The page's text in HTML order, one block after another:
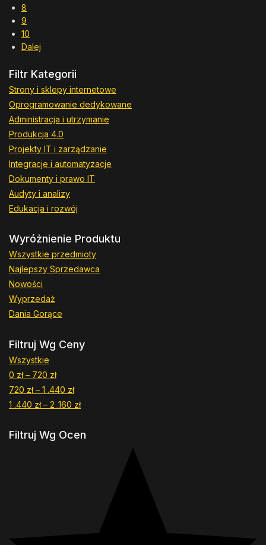
8
9
10
Dalej
Filtr Kategorii
Strony i sklepy internetowe
Oprogramowanie dedykowane
Administracja i utrzymanie
Produkcja 4.0
Projekty IT i zarządzanie
Integracje i automatyzacje
Dokumenty i prawo IT
Audyty i analizy
Edukacja i rozwój
Wyróżnienie Produktu
Wszystkie przedmioty
Najlepszy Sprzedawca
Nowości
Wyprzedaż
Dania Gorące
Filtruj Wg Ceny
Wszystkie
0 zł – 720 złZakres
cen:
od
do
720 zł – 1 .440 złZakres
cen:
720 zł
1 .440 zł – 2 .160 złZakres
od
Filtruj Wg Ocen